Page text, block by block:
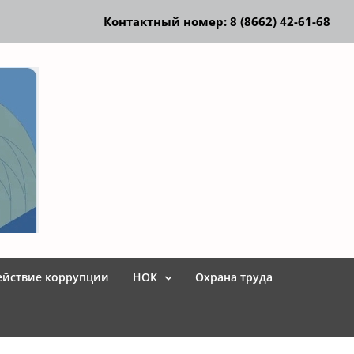
Контактный номер: 8 (8662) 42-61-68
коррупции НОК Охрана труда